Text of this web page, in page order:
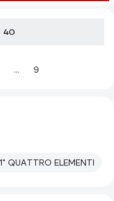
40
... 9
ELEMENTI